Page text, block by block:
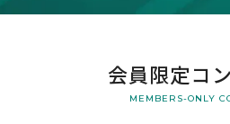
会員限定コ
MEMBERS-ONLY